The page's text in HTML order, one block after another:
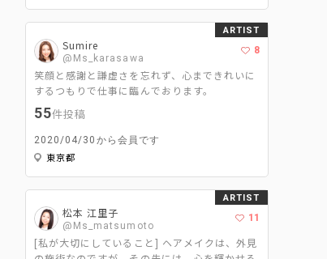
Sumire
@Ms_karasawa
8
笑顔と感謝と謙虚さを忘れず、心まできれいに
するつもりで仕事に臨んでおります。
55件投稿
2020/04/30から会員です
東京都
ARTIST
松本 江里子
@Ms_matsumoto
11
[私が大切にしていること] ヘアメイクは、外見
ARTIST